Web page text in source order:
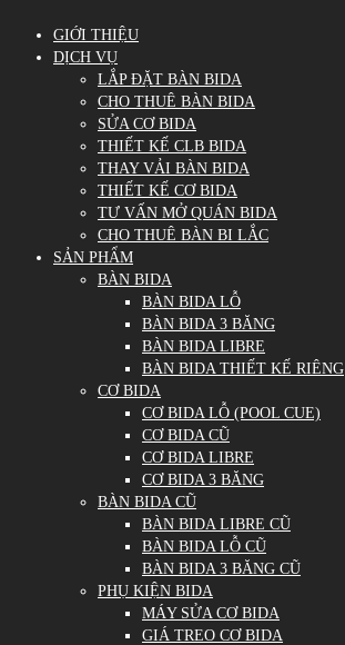
GIỚI THIỆU
DỊCH VỤ
LẮP ĐẶT BÀN BIDA
CHO THUÊ BÀN BIDA
SỬA CƠ BIDA
THIẾT KẾ CLB BIDA
THAY VẢI BÀN BIDA
THIẾT KẾ CƠ BIDA
TƯ VẤN MỞ QUÁN BIDA
CHO THUÊ BÀN BI LẮC
SẢN PHẨM
BÀN BIDA
BÀN BIDA LỖ
BÀN BIDA 3 BĂNG
BÀN BIDA LIBRE
BÀN BIDA THIẾT KẾ RIÊNG
CƠ BIDA
CƠ BIDA LỖ (POOL CUE)
CƠ BIDA CŨ
CƠ BIDA LIBRE
CƠ BIDA 3 BĂNG
BÀN BIDA CŨ
BÀN BIDA LIBRE CŨ
BÀN BIDA LỖ CŨ
BÀN BIDA 3 BĂNG CŨ
PHỤ KIỆN BIDA
MÁY SỬA CƠ BIDA
GIÁ TREO CƠ BIDA